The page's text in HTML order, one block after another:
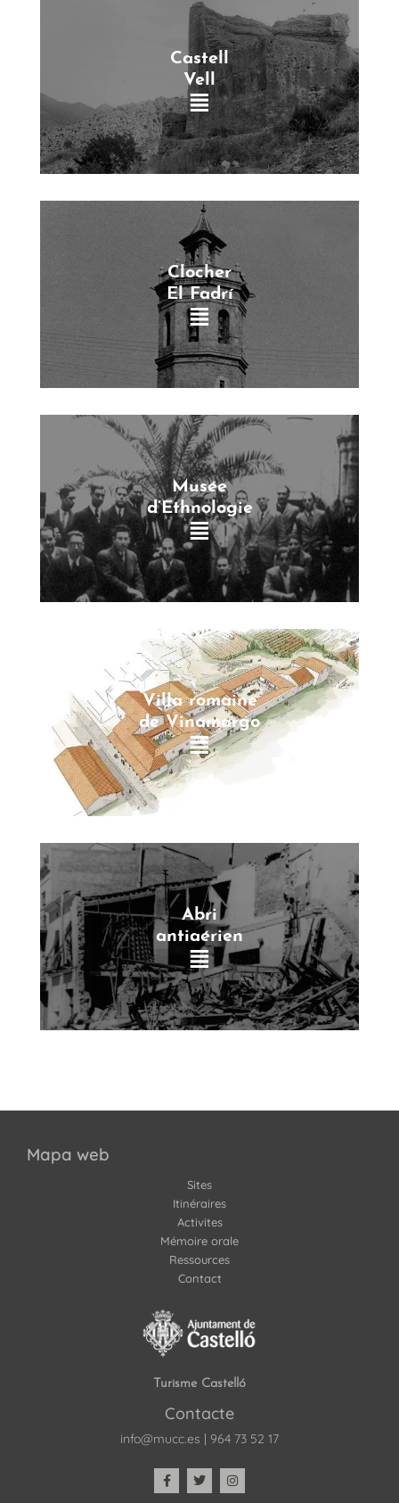
Castell
Vell
Clocher
El Fadrí
Musée
d’Ethnologie
Villa romaine
de Vinamargo
Abri
antiaérien
Mapa web
Sites
Itinéraires
Activites
Mémoire orale
Ressources
Contact
Turisme Castelló
Contacte
info@mucc.es | 964 73 52 17